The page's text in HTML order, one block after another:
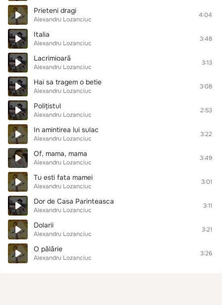
Prieteni dragi
Alexandru Lozanciuc
4:04
Italia
Alexandru Lozanciuc
3:48
Lacrimioară
Alexandru Lozanciuc
3:13
Hai sa tragem o betie
Alexandru Lozanciuc
3:08
Polițistul
Alexandru Lozanciuc
2:53
In amintirea lui sulac
Alexandru Lozanciuc
3:22
Of, mama, mama
Alexandru Lozanciuc
3:49
Tu esti fata mamei
Alexandru Lozanciuc
3:01
Dor de Casa Parinteasca
Alexandru Lozanciuc
3:11
Dolarii
Alexandru Lozanciuc
3:21
O pălărie
Alexandru Lozanciuc
3:26